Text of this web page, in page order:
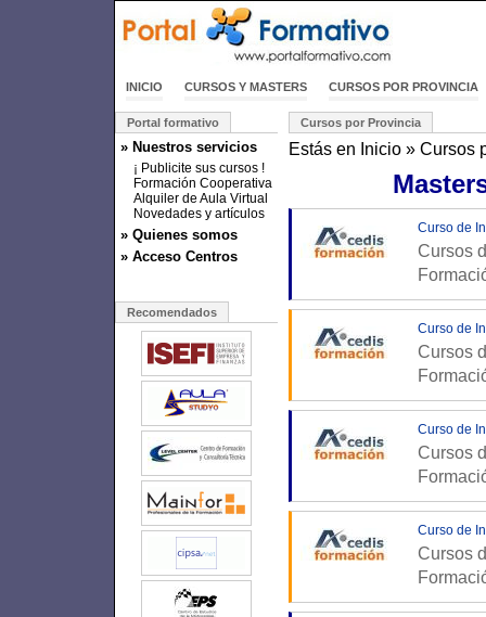
INICIO CURSOS Y MASTERS CURSOS POR PROVINCIA
Portal formativo
» Nuestros servicios
¡ Publicite sus cursos !
Formación Cooperativa
Alquiler de Aula Virtual
Novedades y artículos
» Quienes somos
» Acceso Centros
Recomendados
Cursos por Provincia
Estás en Inicio » Cursos
Curso de
Cursos
Curso de
Cursos
Curso de
Cursos
Curso de
Cursos